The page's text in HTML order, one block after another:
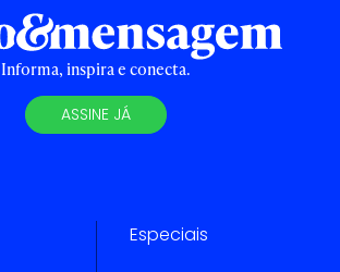
Informa, inspira e conecta.
ASSINE JÁ
Especiais